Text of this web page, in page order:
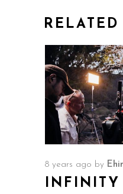
8 years ago by
INFINITY